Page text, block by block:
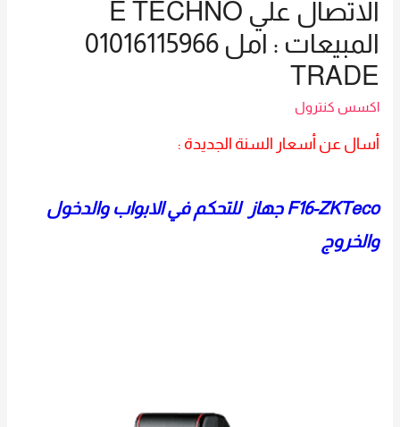
الاتصال علي E TECHNO
المبيعات : امل 01016115966
TRADE
اكسس كنترول
أسال عن أسعار السنة الجديدة :
F16-ZKTeco جهاز للتحكم في الابواب والدخول
والخروج